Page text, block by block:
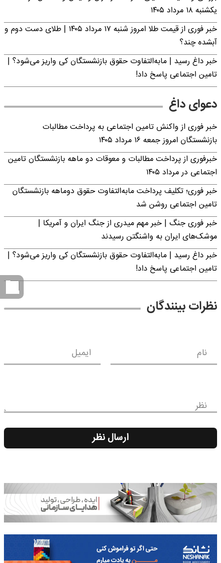
یکشنبه ۱۸ مرداد ۱۴۰۵
خبر فوری از قیمت طلا امروز شنبه ۱۷ مرداد ۱۴۰۵ | طلای دست دوم و
آبشده چند؟
خبر داغ رسید | مابه‌التفاوت حقوق بازنشستگان کی واریز می‌شود؟ |
تامین اجتماعی پاسخ داد!
دعوای داغ
خبر فوری از واکنش تامین اجتماعی به پرداخت مطالبات
بازنشستگان امروز جمعه ۱۶ مرداد ۱۴۰۵
خبرفوری از پرداخت مطالبات و معوقات دو ماهه بازنشستگان تامین
اجتماعی در مرداد ۱۴۰۵
خبر فوری؛ تکلیف پرداخت مابه‌التفاوت حقوق دوماهه بازنشستگان
تامین اجتماعی روشن شد
خبر فوری جنگ | خبر مهم میدری از جنگ ایران و آمریکا |
موشک‌های ایران به واشنگتن رسیدند
خبر داغ رسید | مابه‌التفاوت حقوق بازنشستگان کی واریز می‌شود؟ |
تامین اجتماعی پاسخ داد!
نظرات بینندگان
نام ایمیل
نظر
ارسال نظر